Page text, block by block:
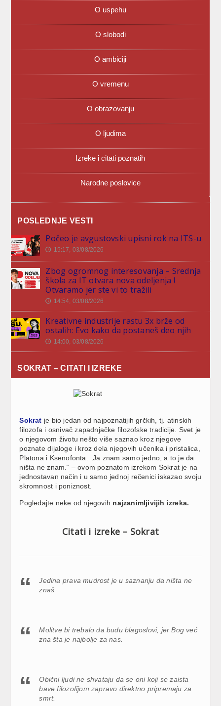
O uspehu
O slobodi
O ambiciji
O vremenu
O obrazovanju
O ljudima
Izreke i citati poznatih
Narodne poslovice
POSLEDNJE VESTI
Počeo je avgustovski upisni rok na ITS-u
🕔 15:17, 03/08/2026
Zbog ogromnog interesovanja – Srednja
škola za IT otvara nova odeljenja !
Otvaramo jer ste vi to tražili
🕔 14:54, 03/08/2026
Kreativne industrije rastu 3x brže od
ostalih: Evo kako da postaneš deo njih
🕔 14:00, 03/08/2026
SOKRAT – CITATI I IZREKE
Sokrat je bio jedan od najpoznatijih grčkih, tj. atinskih
filozofa i osnivač zapadnjačke filozofske tradicije. Svet je
o njegovom životu nešto više saznao kroz njegove
poznate dijaloge i kroz dela njegovih učenika i pristalica,
Platona i Ksenofonta. „Ja znam samo jedno, a to je da
ništa ne znam.“ – ovom poznatom izrekom Sokrat je na
jednostavan način i u samo jednoj rečenici iskazao svoju
skromnost i poniznost.
Pogledajte neke od njegovih najzanimljivijih izreka.
Citati i izreke – Sokrat
Jedina prava mudrost je u saznanju da ništa ne
znaš.
Molitve bi trebalo da budu blagoslovi, jer Bog već
zna šta je najbolje za nas.
Obični ljudi ne shvataju da se oni koji se zaista
bave filozofijom zapravo direktno pripremaju za
smrt.